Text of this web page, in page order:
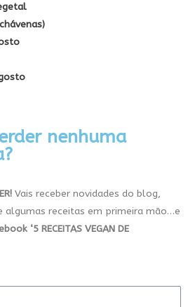
nenhuma
Vais receber novidades do blog,
algumas receitas em primeira mão…e
‘5 RECEITAS VEGAN DE